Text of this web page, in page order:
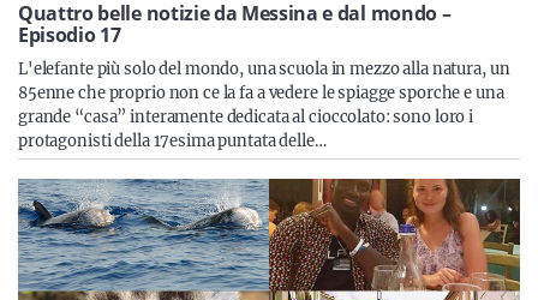
Servizi
Resta sempre aggiornato con le ultime news, iscriviti alla
nostra newsletter
Quattro belle notizie da Messina e dal mondo –
Episodio 17
L'elefante più solo del mondo, una scuola in mezzo alla natura, un
85enne che proprio non ce la fa a vedere le spiagge sporche e una
grande “casa” interamente dedicata al cioccolato: sono loro i
protagonisti della 17esima puntata delle…